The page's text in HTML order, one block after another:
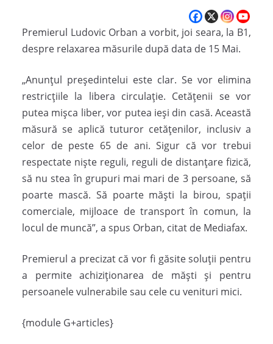
Premierul Ludovic Orban a vorbit, joi seara, la B1,
despre relaxarea măsurile după data de 15 Mai.
„Anunţul preşedintelui este clar. Se vor elimina
restricţiile la libera circulaţie. Cetăţenii se vor
putea mişca liber, vor putea ieşi din casă. Această
măsură se aplică tuturor cetăţenilor, inclusiv a
celor de peste 65 de ani. Sigur că vor trebui
respectate nişte reguli, reguli de distanţare fizică,
să nu stea în grupuri mai mari de 3 persoane, să
poarte mască. Să poarte măşti la birou, spații
comerciale, mijloace de transport în comun, la
locul de muncă”, a spus Orban, citat de Mediafax.
Premierul a precizat că vor fi găsite soluții pentru
a permite achiziționarea de măști și pentru
persoanele vulnerabile sau cele cu venituri mici.
{module G+articles}